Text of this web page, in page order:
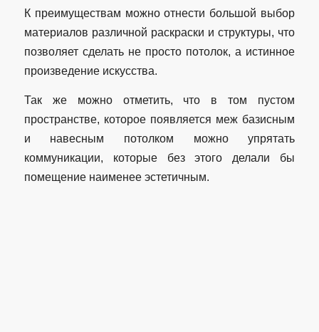
К преимуществам можно отнести большой выбор
материалов различной раскраски и структуры, что
позволяет сделать не просто потолок, а истинное
произведение искусства.
Так же можно отметить, что в том пустом
пространстве, которое появляется меж базисным
и навесным потолком можно упрятать
коммуникации, которые без этого делали бы
помещение наименее эстетичным.